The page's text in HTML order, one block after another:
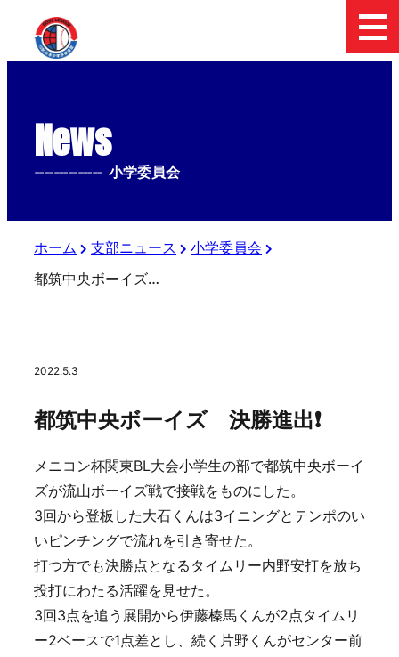
News
-------------- 小学委員会
ホーム 支部ニュース
小学委員会
都筑中央ボーイズ 決勝進出❗️
2022.5.3
都筑中央ボーイズ 決勝進出❗️
メニコン杯関東BL大会小学生の部で都筑中央ボーイ
ズが流山ボーイズ戦で接戦をものにした。
3回から登板した大石くんは3イニングとテンポのい
いピンチングで流れを引き寄せた。
打つ方でも決勝点となるタイムリー内野安打を放ち
投打にわたる活躍を見せた。
3回3点を追う展開から伊藤榛馬くんが2点タイムリ
ー2ベースで1点差とし、続く片野くんがセンター前